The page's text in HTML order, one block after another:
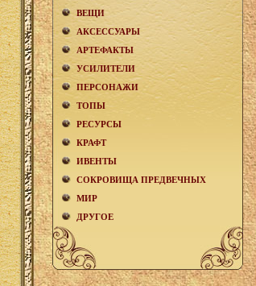
ВЕЩИ
АКCЕСCУАРЫ
АРТЕФАКТЫ
УСИЛИТЕЛИ
ПЕРСОНАЖИ
ТОПЫ
РЕСУРСЫ
КРАФТ
ИВЕНТЫ
СОКРОВИЩА ПРЕДВЕЧНЫХ
МИР
ДРУГОЕ